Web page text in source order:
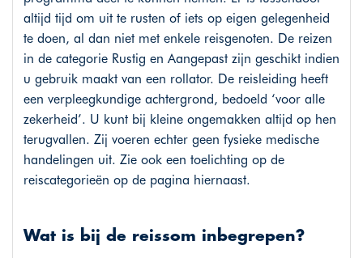
altijd tijd om uit te rusten of iets op eigen gelegenheid
te doen, al dan niet met enkele reisgenoten. De reizen
in de categorie Rustig en Aangepast zijn geschikt indien
u gebruik maakt van een rollator. De reisleiding heeft
een verpleegkundige achtergrond, bedoeld ‘voor alle
zekerheid’. U kunt bij kleine ongemakken altijd op hen
terugvallen. Zij voeren echter geen fysieke medische
handelingen uit. Zie ook een toelichting op de
reiscategorieën op de pagina hiernaast.
Wat is bij de reissom inbegrepen?